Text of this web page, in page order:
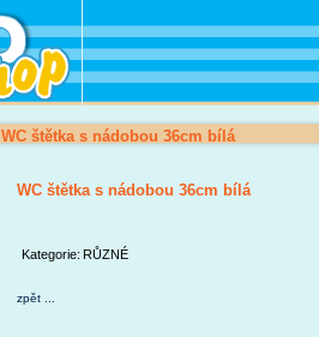
WC štětka s nádobou 36cm bílá
WC štětka s nádobou 36cm bílá
Kategorie: RŮZNÉ
zpět ...